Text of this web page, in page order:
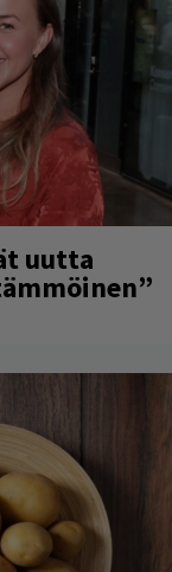
uutta